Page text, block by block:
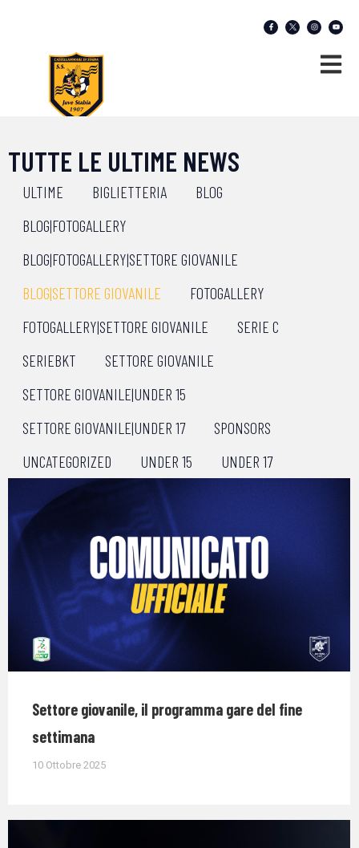
TUTTE LE ULTIME NEWS
ULTIME BIGLIETTERIA
BLOG
BLOG|FOTOGALLERY
BLOG|FOTOGALLERY|SETTORE GIOVANILE
BLOG|SETTORE GIOVANILE
FOTOGALLERY
FOTOGALLERY|SETTORE GIOVANILE
SERIE C
SERIEBKT
SETTORE GIOVANILE
SETTORE GIOVANILE|UNDER 15
SETTORE GIOVANILE|UNDER 17
SPONSORS
UNCATEGORIZED
UNDER 15 UNDER 17
Settore giovanile, il programma gare del fine
settimana
10 Ottobre 2025